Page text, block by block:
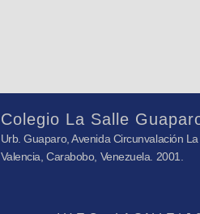
Colegio La Salle
Urb. Guaparo, Avenida Circunvalación
Valencia, Carabobo, Venezuela. 2001.